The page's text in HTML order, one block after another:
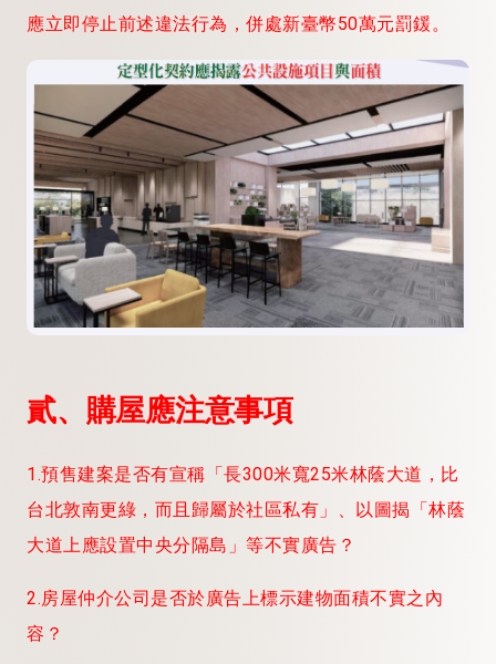
應立即停止前述違法行為，併處新臺幣50萬元罰鍰。
貳、購屋應注意事項
1.預售建案是否有宣稱「長300米寬25米林蔭大道，比
台北敦南更綠，而且歸屬於社區私有」、以圖揭「林蔭
大道上應設置中央分隔島」 等不實廣告？
2.房屋仲介公司是否於廣告上標示建物面積不實之內
容？